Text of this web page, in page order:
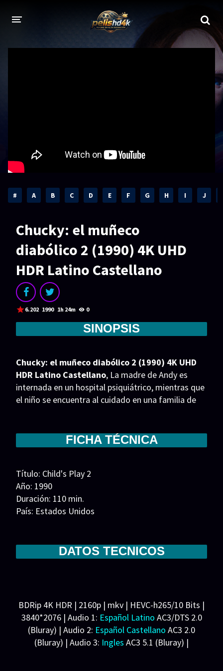
h265 HEVC 1080p REMUX
GÉNEROS
Acción
Aventura Ciencia ficción
Comedia Crimen
Terror
Familia
Fantástico Romance
Biográfico Musical
SERIES
Series 720p 2160p 4K SDR
¿COMO DESCARGAR?
TIPOS DE CALIDADES
# A B C D E F G H I J
Chucky: el muñeco
diabólico 2 (1990) 4K UHD
HDR Latino Castellano
6.202 1990 1h 24m 0
SINOPSIS
Chucky: el muñeco diabólico 2 (1990) 4K UHD
HDR Latino Castellano, La madre de Andy es
internada en un hospital psiquiátrico, mientras que
el niño se encuentra al cuidado en una familia de
FICHA TÉCNICA
Título: Child's Play 2
Año: 1990
Duración: 110 min.
País: Estados Unidos
Fotografía: Stefan Czapsky
Reparto: Brad Dourif, Alex Vincent, Jenny Agutter,
DATOS TECNICOS
BDRip 4K HDR | 2160p | mkv | HEVC-h265/10 Bits |
3840*2076 | Audio 1: Español Latino AC3/DTS 2.0
(Bluray) | Audio 2: Español Castellano AC3 2.0
(Bluray) | Audio 3: Ingles AC3 5.1 (Bluray) |